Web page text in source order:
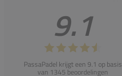
9.1
PassaPadel krijgt een 9.1 op basis
van 1345 beoordelingen